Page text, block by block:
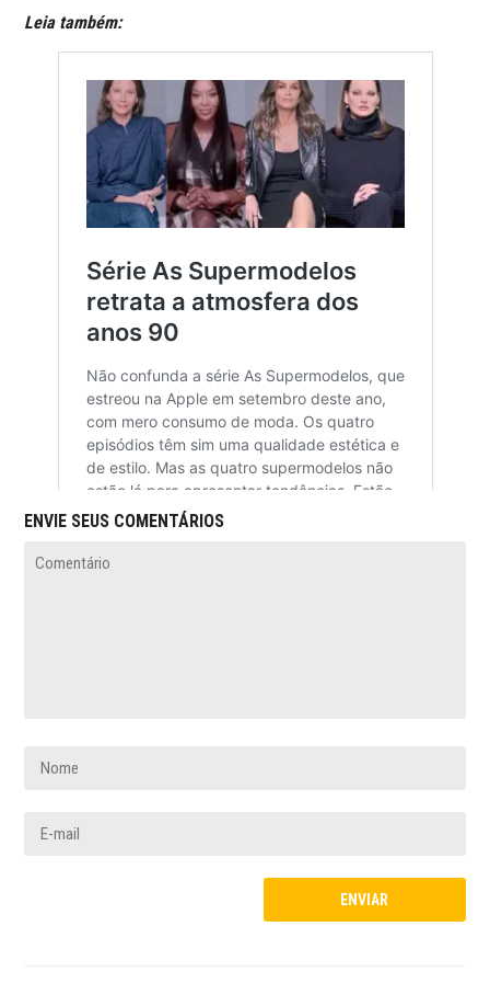
Leia também:
ENVIE SEUS COMENTÁRIOS